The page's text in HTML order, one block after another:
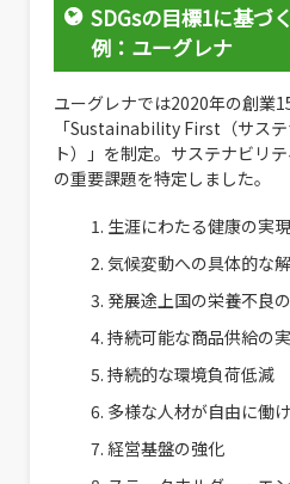
SDGsの目標1に基づ
例：ユーグレナ
ユーグレナでは2020年の創業
「Sustainability First（サス
ト）」を制定。サステナビリ
の重要課題を特定しました。
生涯にわたる健康の実現
気候変動への具体的な
発展途上国の栄養不良
持続可能な商品供給の
持続的な環境負荷低減
多様な人材が自由に働
経営基盤の強化